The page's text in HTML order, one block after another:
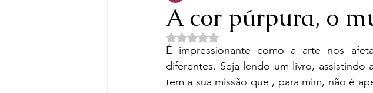
Dostoiévski Clarice Lispector
Machado de Assis Balzac Tolstói
A cor púrpura, o
Avaliado com NaN de 5 estrelas.
É impressionante como a arte nos
diferentes. Seja lendo um livro,
tem a sua missão que , para mim, não é